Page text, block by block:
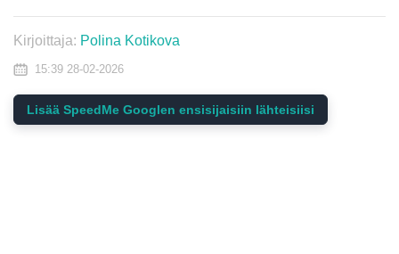
Kirjoittaja: Polina Kotikova
15:39 28-02-2026
Lisää SpeedMe Googlen ensisijaisiin lähteisiisi